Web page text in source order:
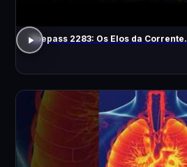
Voepass 2283: Os Elos da Corrente.